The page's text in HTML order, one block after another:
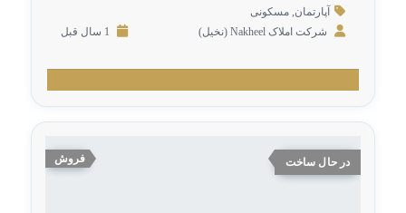
آپارتمان,مسکونی
شرکت املاک Nakheel (نخیل)
1 سال قبل
در حال ساخت فروش